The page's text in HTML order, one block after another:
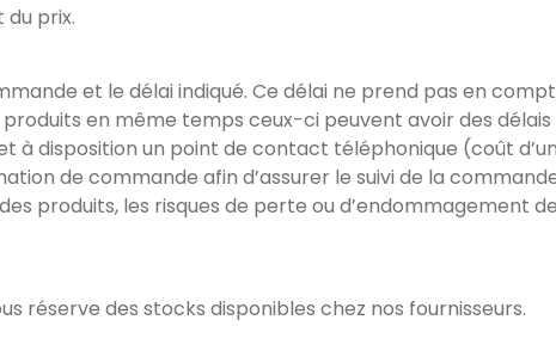
prix.
et le délai indiqué. Ce délai ne prend pas en
en même temps ceux-ci peuvent avoir des délais
à disposition un point de contact téléphonique (coût
de commande afin d’assurer le suivi de la
produits, les risques de perte ou d’endommagement
réserve des stocks disponibles chez nos fournisseurs.